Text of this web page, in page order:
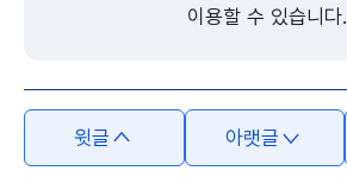
이용할 수 있습니다.
윗글 아랫글